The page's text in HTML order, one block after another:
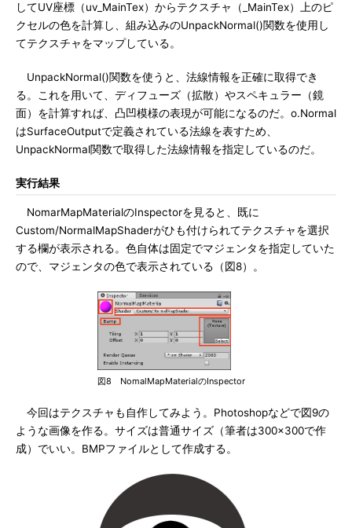
してUV座標（uv_MainTex）からテクスチャ（_MainTex）上のピ
クセルの色を計算し、組み込みのUnpackNormal()関数を使用し
てテクスチャをマップしている。
UnpackNormal()関数を使うと、法線情報を正確に取得でき
る。これを用いて、ディフューズ（拡散）やスペキュラー（鏡
面）を計算すれば、凸凹模様の表現が可能になるのだ。o.Normal
はSurfaceOutputで定義されている法線を表すため、
UnpackNormal関数で取得した法線情報を指定しているのだ。
実行結果
NomarMapMaterialのInspectorを見ると、既に
Custom/NormalMapShaderがひも付けられてテクスチャを選択
する欄が表示される。色自体は固定でマジェンタを指定していた
ので、マジェンタの色で表示されている（図8）。
図8 NomalMapMaterialのInspector
今回はテクスチャも自作してみよう。Photoshopなどで図9の
ような画像を作る。サイズは普通サイズ（筆者は300×300で作
成）でいい。BMPファイルとして作成する。